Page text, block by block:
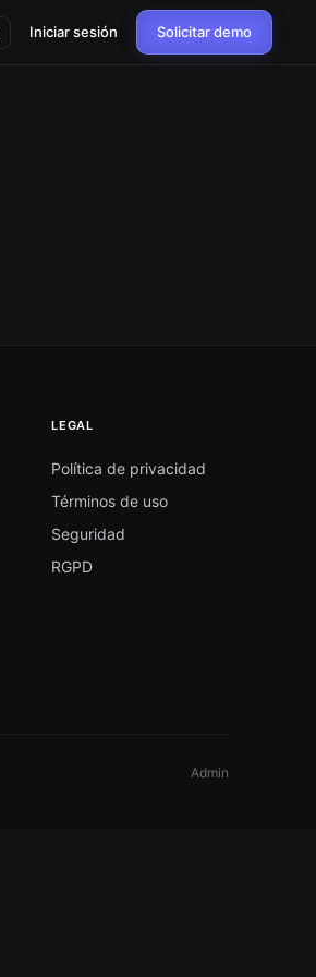
Iniciar sesión Solicitar demo
LEGAL
Política de privacidad
Términos de uso
Seguridad
RGPD
Admin